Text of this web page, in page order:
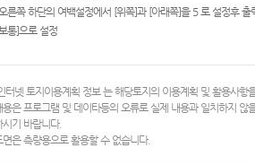
른쪽 하단의 여백설정에서 [위쪽]과 [아래쪽]을 5 로 설정후 출
통]으로 설정
터넷 토지이용계획 정보 는 해당토지의 이용계획 및 활용사
용은 프로그램 및 데이타등의 오류로 실제 내용과 일치하지
시기 바랍니다.
면은 측량용으로 활용할 수 없습니다.